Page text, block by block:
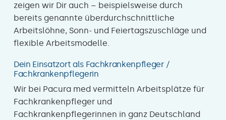
zeigen wir Dir auch – beispielsweise durch
bereits genannte überdurchschnittliche
Arbeitslöhne, Sonn- und Feiertagszuschläge und
flexible Arbeitsmodelle.
Dein Einsatzort als Fachkrankenpfleger /
Fachkrankenpflegerin
Wir bei Pacura med vermitteln Arbeitsplätze für
Fachkrankenpfleger und
Fachkrankenpflegerinnen in ganz Deutschland